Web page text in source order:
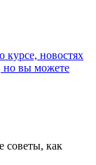
курсе, новостях
но вы можете
советы, как